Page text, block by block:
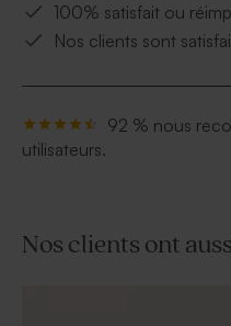
100% satisfait ou
Nos clients sont
92 % nous
utilisateurs.
Nos clients ont